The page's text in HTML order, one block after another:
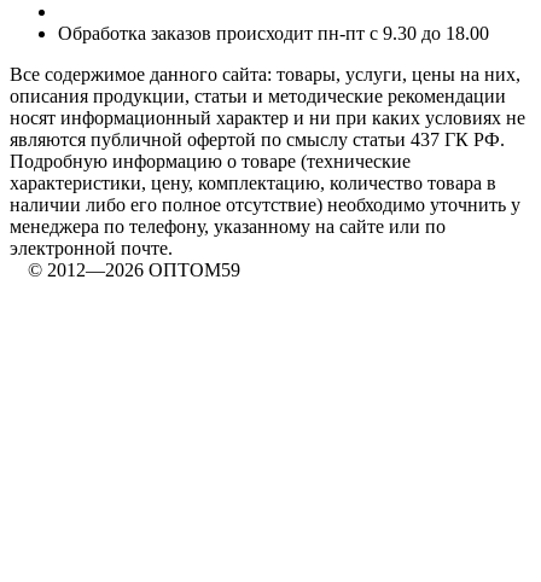
Обработка заказов происходит пн-пт с 9.30 до 18.00
Все содержимое данного сайта: товары, услуги, цены на них,
описания продукции, статьи и методические рекомендации
носят информационный характер и ни при каких условиях не
являются публичной офертой по смыслу статьи 437 ГК РФ.
Подробную информацию о товаре (технические
характеристики, цену, комплектацию, количество товара в
наличии либо его полное отсутствие) необходимо уточнить у
менеджера по телефону, указанному на сайте или по
электронной почте.
© 2012—2026 ОПТОМ59